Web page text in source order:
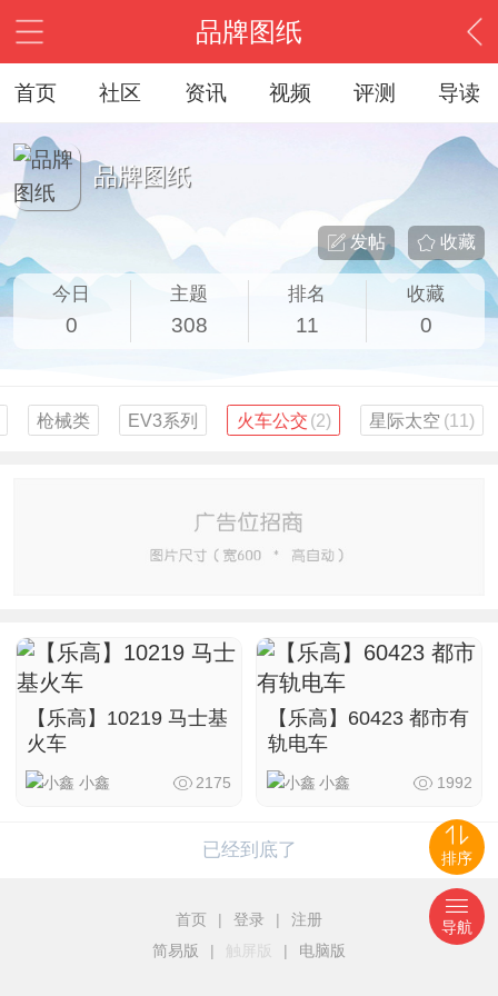
品牌图纸
首页 社区 资讯 视频 评测 导读
品牌图纸
收藏
发帖
今日
0
主题
308
排名
11
收藏
0
枪械类 EV3系列 火车公交 (2) 星际太空 (11)
【乐高】10219 马士基
火车
小鑫 2175
【乐高】60423 都市有
轨电车
小鑫 1992
已经到底了
首页 | 登录 |
注册
简易版
| 触屏版 | 电脑版
排序
导航